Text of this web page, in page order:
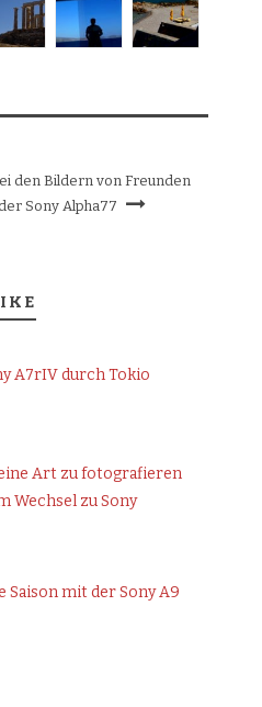
den Bildern von Freunden
Sony Alpha77
A7rIV durch Tokio
Art zu fotografieren
Wechsel zu Sony
Saison mit der Sony A9